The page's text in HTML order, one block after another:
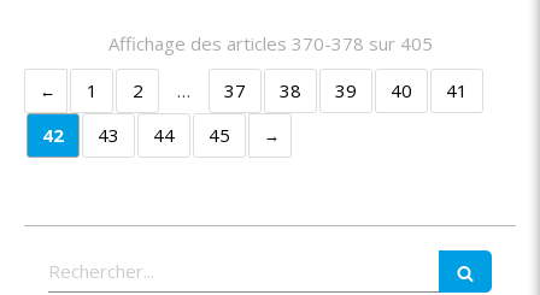
Affichage des articles 370-378 sur 405
1
2 … 37 38 39 40
41
42
43 44 45
Rechercher